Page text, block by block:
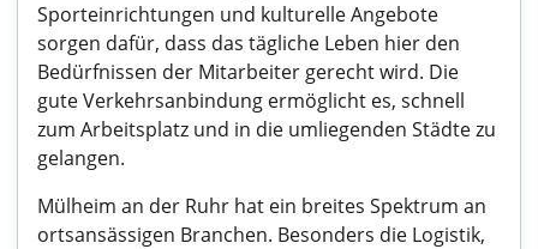
Sporteinrichtungen und kulturelle Angebote
sorgen dafür, dass das tägliche Leben hier den
Bedürfnissen der Mitarbeiter gerecht wird. Die
gute Verkehrsanbindung ermöglicht es, schnell
zum Arbeitsplatz und in die umliegenden Städte zu
gelangen.
Mülheim an der Ruhr hat ein breites Spektrum an
ortsansässigen Branchen. Besonders die Logistik,